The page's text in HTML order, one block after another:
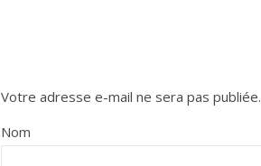
Votre adresse e-mail ne sera pas publiée.
Nom